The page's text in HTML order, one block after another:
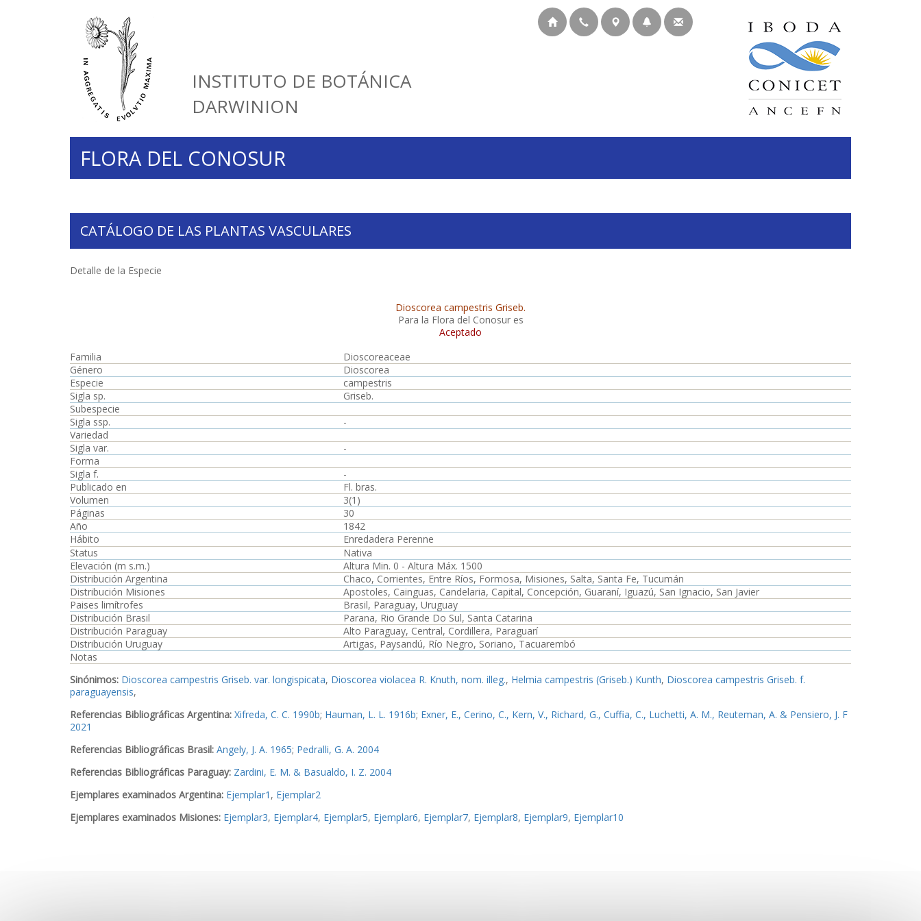
INSTITUTO DE BOTÁNICA
DARWINION
FLORA DEL CONOSUR
CATÁLOGO DE LAS PLANTAS VASCULARES
Detalle de la Especie
Dioscorea campestris Griseb.
Para la Flora del Conosur es
Aceptado
Familia
Dioscoreaceae
Género
Dioscorea
Especie
campestris
Sigla sp.
Griseb.
Subespecie
Sigla ssp.
-
Variedad
Sigla var.
-
Forma
Sigla f.
-
Publicado en
Fl. bras.
Volumen
3(1)
Páginas
30
Año
1842
Hábito
Enredadera Perenne
Status
Nativa
Elevación (m s.m.)
Altura Min. 0 - Altura Máx. 1500
Distribución Argentina
Chaco, Corrientes, Entre Ríos, Formosa, Misiones, Salta, Santa Fe, Tucumán
Distribución Misiones
Apostoles, Cainguas, Candelaria, Capital, Concepción, Guaraní, Iguazú, San Ignacio, San Javier
Paises limítrofes
Brasil, Paraguay, Uruguay
Distribución Brasil
Parana, Rio Grande Do Sul, Santa Catarina
Distribución Paraguay
Alto Paraguay, Central, Cordillera, Paraguarí
Distribución Uruguay
Artigas, Paysandú, Río Negro, Soriano, Tacuarembó
Notas
Sinónimos: Dioscorea campestris Griseb. var. longispicata, Dioscorea violacea R. Knuth, nom. illeg., Helmia campestris (Griseb.) Kunth, Dioscorea campestris Griseb. f.
paraguayensis,
Referencias Bibliográficas Argentina: Xifreda, C. C. 1990b; Hauman, L. L. 1916b; Exner, E., Cerino, C., Kern, V., Richard, G., Cuffia, C., Luchetti, A. M., Reuteman, A. & Pensiero, J. F
2021
Referencias Bibliográficas Brasil: Angely, J. A. 1965; Pedralli, G. A. 2004
Referencias Bibliográficas Paraguay: Zardini, E. M. & Basualdo, I. Z. 2004
Ejemplares examinados Argentina: Ejemplar1 , Ejemplar2
Ejemplares examinados Misiones: Ejemplar3, Ejemplar4, Ejemplar5, Ejemplar6, Ejemplar7, Ejemplar8, Ejemplar9, Ejemplar10